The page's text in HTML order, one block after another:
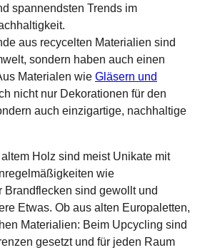
spannendsten Trends im
aus recycelten Materialien sind
sondern haben auch einen
Materialen wie Gläsern und
nicht nur Dekorationen für den
auch einzigartige, nachhaltige
Holz sind meist Unikate mit
wie
Brandflecken sind gewollt und
Etwas. Ob aus alten Europaletten,
Materialien: Beim Upcycling sind
gesetzt und für jeden Raum